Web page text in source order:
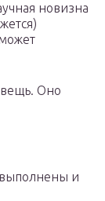
новизна
вещь. Оно
выполнены и